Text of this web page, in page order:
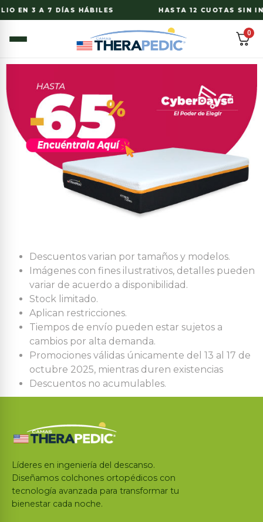
EN 3 A 7 DÍAS HÁBILES HASTA 12 CUOTAS SIN
0
Descuentos varian por tamaños y modelos.
Imágenes con fines ilustrativos, detalles pueden
variar de acuerdo a disponibilidad.
Stock limitado.
Aplican restricciones.
Tiempos de envío pueden estar sujetos a
cambios por alta demanda.
Promociones válidas únicamente del 13 al 17 de
octubre 2025, mientras duren existencias
Descuentos no acumulables.
Líderes en ingeniería del descanso.
Diseñamos colchones ortopédicos con
tecnología avanzada para transformar tu
bienestar cada noche.